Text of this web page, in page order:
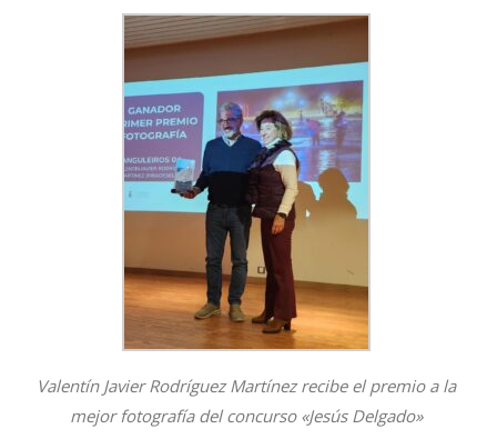
Valentín Javier Rodríguez Martínez recibe el premio a la
mejor fotografía del concurso «Jesús Delgado»